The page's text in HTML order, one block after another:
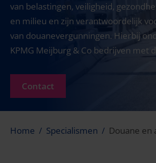
van belastingen, veiligheid,
en milieu en zijn verantwoordelijk
van douanevergunningen. Hierbij
KPMG Meijburg & Co bedrijven met
Contact
Home Specialismen Douane en